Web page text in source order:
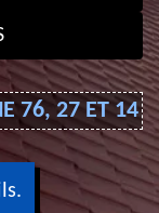
76, 27 ET 14